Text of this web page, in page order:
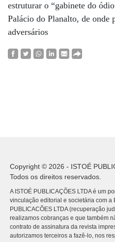
estruturar o “gabinete do
Palácio do Planalto, de onde
adversários
Copyright © 2026 - ISTOÉ
Todos os direitos reservados.
A ISTOÉ PUBLICAÇÕES LTDA é um
vinculação editorial e societária com a
PUBLICACÕES LTDA (recuperação
realizamos cobranças e que também
contrato de assinatura da revista
autorizamos terceiros a fazê-lo, nos